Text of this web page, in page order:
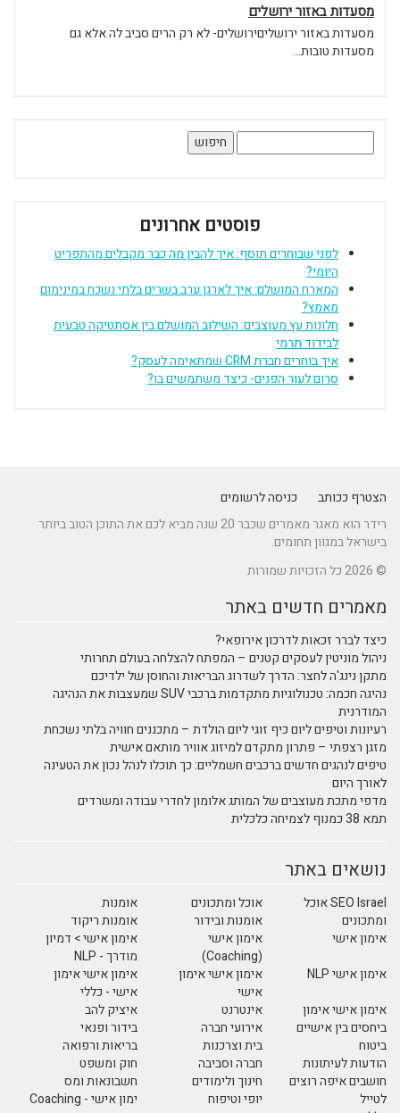
מסעדות באזור ירושלים
מסעדות באזור ירושליםירושלים- לא רק הרים סביב לה אלא גם
מסעדות טובות...
חיפוש:
פוסטים אחרונים
לפני שבוחרים תוסף: איך להבין מה כבר מקבלים מהתפריט
היומי?
המארח המושלם: איך לארגן ערב בשרים בלתי נשכח במינימום
מאמץ?
חלונות עץ מעוצבים: השילוב המושלם בין אסתטיקה טבעית
לבידוד תרמי
איך בוחרים חברת CRM שמתאימה לעסק?
סרום לעור הפנים- כיצד משתמשים בו?
הצטרף ככותב
כניסה לרשומים
רידר הוא מאגר מאמרים שכבר 20 שנה מביא לכם את התוכן הטוב ביותר
בישראל במגוון תחומים.
© 2026 כל הזכויות שמורות
מאמרים חדשים באתר
כיצד לברר זכאות לדרכון אירופאי?
ניהול מוניטין לעסקים קטנים – המפתח להצלחה בעולם תחרותי
מתקן נינג'ה לחצר: הדרך לשדרוג הבריאות והחוסן של ילדיכם
נהיגה חכמה: טכנולוגיות מתקדמות ברכבי SUV שמעצבות את הנהיגה
המודרנית
רעיונות וטיפים ליום כיף זוגי ליום הולדת – מתכננים חוויה בלתי נשכחת
מזגן רצפתי – פתרון מתקדם למיזוג אוויר מותאם אישית
טיפים לנהגים חדשים ברכבים חשמליים: כך תוכלו לנהל נכון את הטעינה
לאורך היום
מדפי מתכת מעוצבים של המותג אלומון לחדרי עבודה ומשרדים
תמא 38 כמנוף לצמיחה כלכלית
נושאים באתר
SEO Israel אוכל
ומתכונים
אוכל ומתכונים
אומנות
אומנות ובידור
אומנות ריקוד
אימון אישי
אימון אישי
(Coaching)
אימון אישי > דמיון
מודרך - NLP
אימון אישי NLP
אימון אישי אימון
אישי
אימון אישי אימון
אישי - כללי
אימון אישי אימון
ביחסים בין אישיים
אינטרנט
איציק להב
אירועי חברה
בידור ופנאי
ביטוח
בית וצרכנות
בריאות ורפואה
הודעות לעיתונות
חברה וסביבה
חוק ומשפט
חושבים איפה רוצים
לטייל
חינוך ולימודים
חשבונאות ומס
יופי וטיפוח
ימון אישי - Coaching